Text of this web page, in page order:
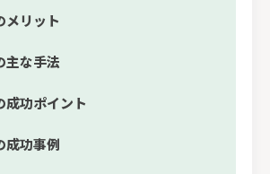
メリット
主な手法
成功ポイント
成功事例